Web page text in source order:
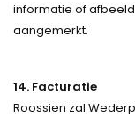
informatie of
aangemerkt.
14. Facturatie
Roossien zal